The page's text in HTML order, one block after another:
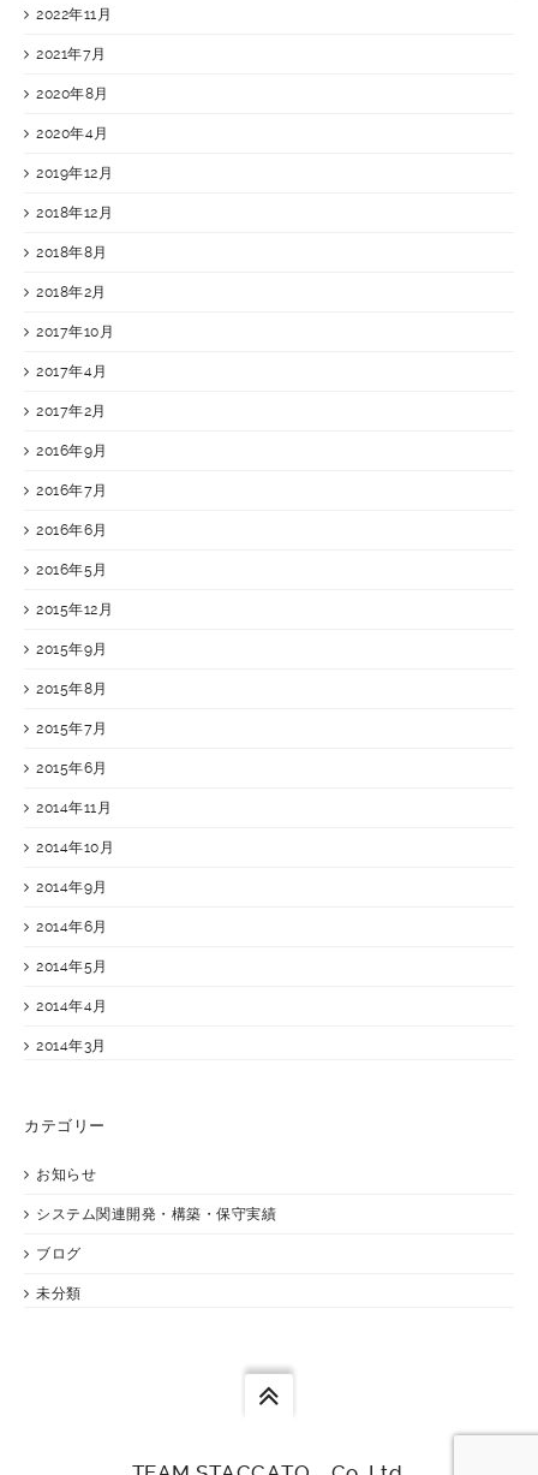
2022年11月
2021年7月
2020年8月
2020年4月
2019年12月
2018年12月
2018年8月
2018年2月
2017年10月
2017年4月
2017年2月
2016年9月
2016年7月
2016年6月
2016年5月
2015年12月
2015年9月
2015年8月
2015年7月
2015年6月
2014年11月
2014年10月
2014年9月
2014年6月
2014年5月
2014年4月
2014年3月
カテゴリー
お知らせ
システム関連開発・構築・保守実績
ブログ
未分類